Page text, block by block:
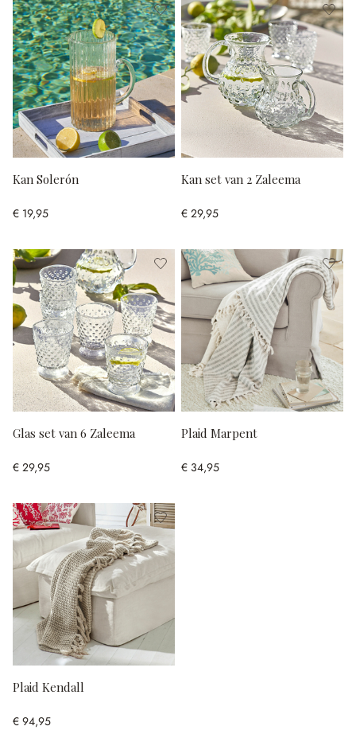
Kan Solerón
€ 19,95
Kan set van 2 Zaleema
€ 29,95
Glas set van 6 Zaleema
€ 29,95
Plaid Marpent
€ 34,95
Plaid Kendall
€ 94,95